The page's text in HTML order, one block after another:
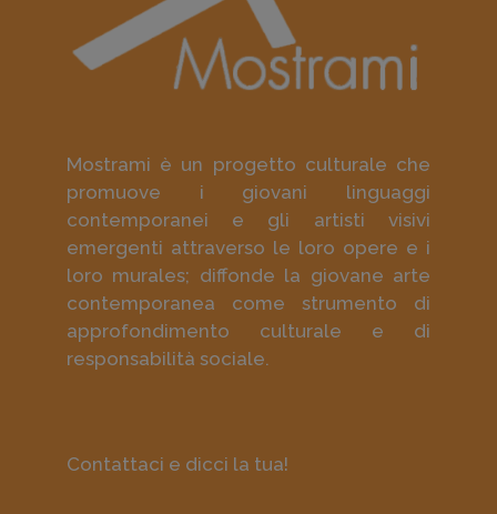
Mostrami è un progetto culturale che
promuove i giovani linguaggi
contemporanei e gli artisti visivi
emergenti attraverso le loro opere e i
loro murales; diffonde la giovane arte
contemporanea come strumento di
approfondimento culturale e di
responsabilità sociale.
Contattaci e dicci la tua!